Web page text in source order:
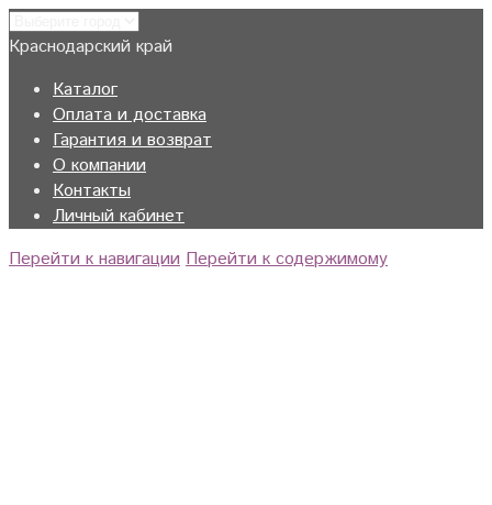
Краснодарский край
Каталог
Оплата и доставка
Гарантия и возврат
О компании
Контакты
Личный кабинет
Перейти к навигации Перейти к содержимому